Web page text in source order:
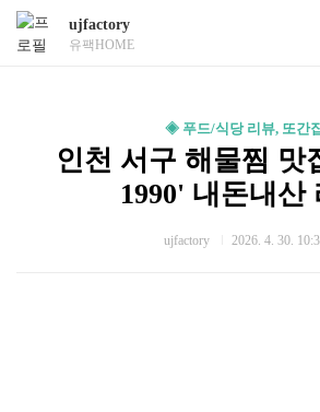
ujfactory
유팩HOME
◈ 푸드/식당 리뷰, 또간집
인천 서구 해물찜 맛
1990' 내돈내산
ujfactory 2026. 4. 30.